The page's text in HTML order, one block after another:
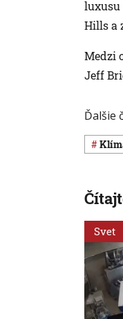
luxusu
Hills a
Medzi
Jeff
Ďalšie
Svet